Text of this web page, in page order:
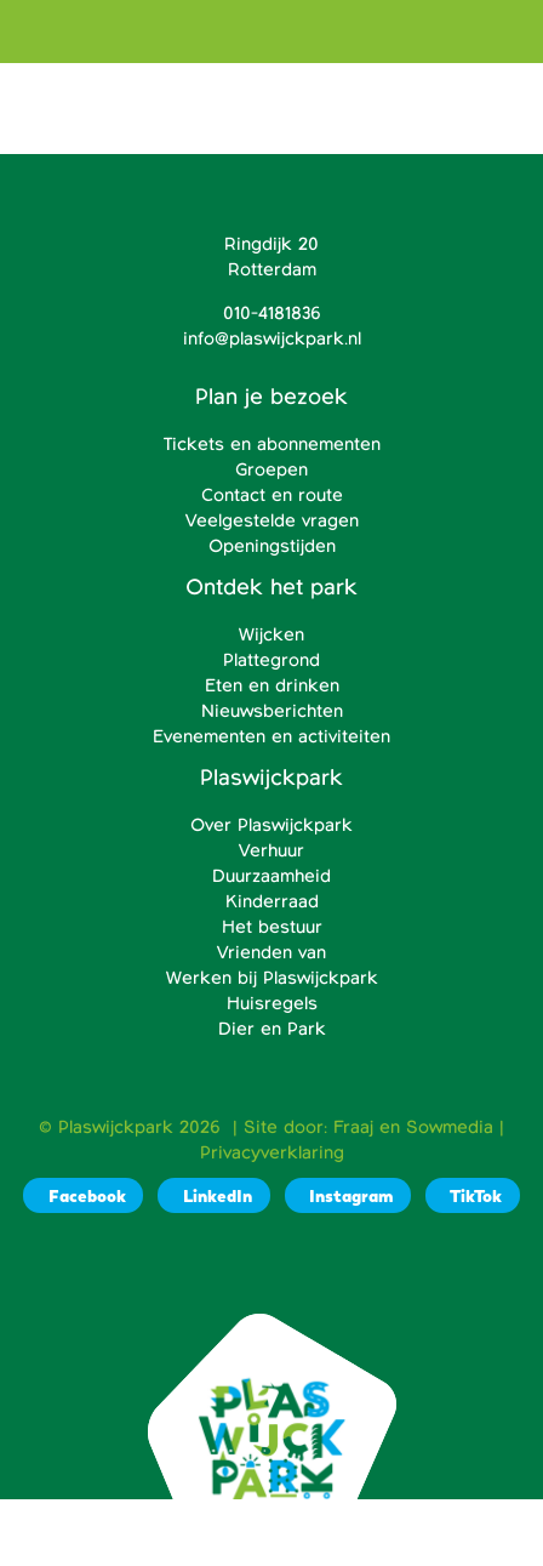
Ringdijk 20
Rotterdam
010-4181836
info@plaswijckpark.nl
Plan je bezoek
Tickets en abonnementen
Groepen
Contact en route
Veelgestelde vragen
Openingstijden
Ontdek het park
Wijcken
Plattegrond
Eten en drinken
Nieuwsberichten
Evenementen en activiteiten
Plaswijckpark
Over Plaswijckpark
Verhuur
Duurzaamheid
Kinderraad
Het bestuur
Vrienden van
Werken bij Plaswijckpark
Huisregels
Dier en Park
© Plaswijckpark 2026 | Site door: Fraaj en Sowmedia |
Privacyverklaring
Facebook
LinkedIn Instagram TikTok